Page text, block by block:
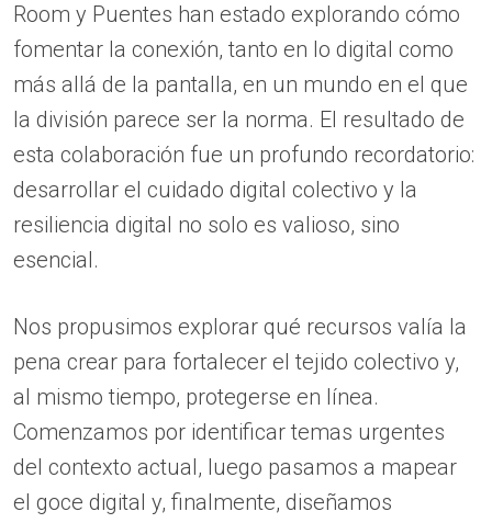
Room y Puentes han estado explorando cómo
fomentar la conexión, tanto en lo digital como
más allá de la pantalla, en un mundo en el que
la división parece ser la norma. El resultado de
esta colaboración fue un profundo recordatorio:
desarrollar el cuidado digital colectivo y la
resiliencia digital no solo es valioso, sino
esencial.
Nos propusimos explorar qué recursos valía la
pena crear para fortalecer el tejido colectivo y,
al mismo tiempo, protegerse en línea.
Comenzamos por identificar temas urgentes
del contexto actual, luego pasamos a mapear
el goce digital y, finalmente, diseñamos